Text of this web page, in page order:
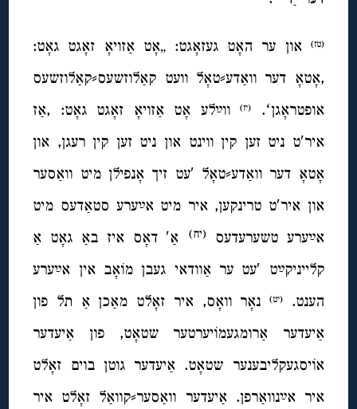
(טז)
און ער האָט געזאָגט: „אָט אַזויאָ זאָגט גאָט:
,אָטאָ דער וואַדע⸗טאָל וועט קאַלוזשעס⸗קאַלוזשעס
אופטראָגןʻ.
(יז)ווײַלע אָט אַזויאָ זאָגט גאָט: ,אַז
איר′ט ניט זען קין ווינט און ניט זען קין רעגן, און
אָטאָ דער וואַדע⸗טאָל ′עט זיך אָנפילן מיט וואַסער
און איר′ט טרינקען, איר מיט אײַערע סטאַדעס מיט
אײַערע טשערעדעס (יח)
אַ′ דאָס איז באַ גאָט אַ
קלייניקײַט ′עט ער אַוודאי געבן מוֹאָב אין אײַערע
הענט.
(יט)נאָר וואָס, איר זאָלט מאַכן אַ תל פון
אַיעדער אַרומגעמוֹיערטער שטאָט, פון אַיעדער
אוֹיסגעקליבענער שטאָט. אַיעדער גוטן בוים זאָלט
איר אײַנוואַרפן. אַיעדער וואַסער⸗קוואַל זאָלט איר